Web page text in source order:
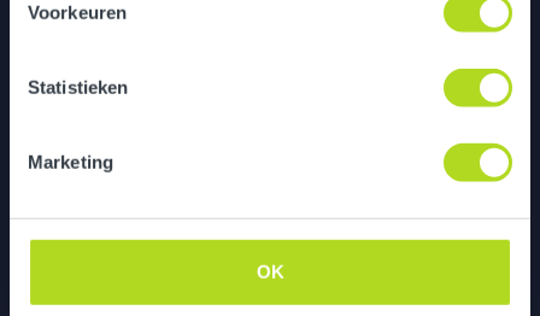
Voorkeuren
Statistieken
Marketing
OK
Gemeente Rotterdam